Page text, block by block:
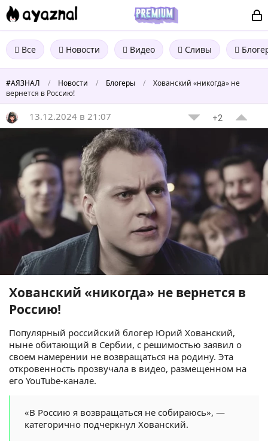
Все Новости Видео Сливы
#АЯЗНАЛ / Новости / Блогеры /
Хованский «никогда» не
вернется в Россию!
13.12.2024 в 21:07 +2
Хованский «никогда» не вернется в
Россию!
Популярный российский блогер Юрий Хованский,
ныне обитающий в Сербии, с решимостью заявил о
своем намерении не возвращаться на родину. Эта
откровенность прозвучала в видео, размещенном на
его YouTube-канале.
«В Россию я возвращаться не собираюсь», —
категорично подчеркнул Хованский.